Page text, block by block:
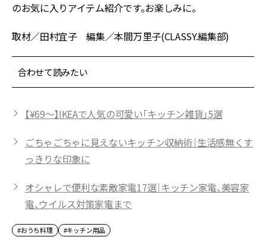
のお気に入りアイテム紹介です。お楽しみに。
取材／田村宜子 編集／本間万里子(CLASSY.編集部)
合わせて読みたい
【¥69〜】IKEAで人気の可愛い「キッチン雑貨」5選
ごちゃごちゃに見えないキッチン収納術｜生活感無くす
っきりな印象に
オシャレで便利な素敵家電17選｜キッチン家電、美容家
電、ウイルス対策家電まで
#おうち料理 #キッチン用品